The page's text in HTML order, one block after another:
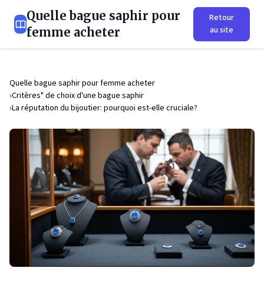
Quelle bague saphir pour
femme acheter
Retour
au site
Quelle bague saphir pour femme acheter
Critères" de choix d'une bague saphir
La réputation du bijoutier: pourquoi est-elle cruciale?